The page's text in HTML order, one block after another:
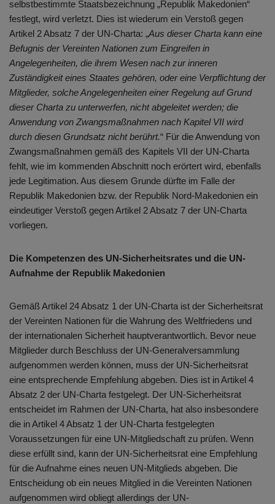
selbstbestimmte Staatsbezeichnung „Republik Makedonien“
festlegt, wird verletzt. Dies ist wiederum ein Verstoß gegen
Artikel 2 Absatz 7 der UN-Charta: „Aus dieser Charta kann eine
Befugnis der Vereinten Nationen zum Eingreifen in
Angelegenheiten, die ihrem Wesen nach zur inneren
Zuständigkeit eines Staates gehören, oder eine Verpflichtung der
Mitglieder, solche Angelegenheiten einer Regelung auf Grund
dieser Charta zu unterwerfen, nicht abgeleitet werden; die
Anwendung von Zwangsmaßnahmen nach Kapitel VII wird
durch diesen Grundsatz nicht berührt.“ Für die Anwendung von
Zwangsmaßnahmen gemäß des Kapitels VII der UN-Charta
fehlt, wie im kommenden Abschnitt noch erörtert wird, ebenfalls
jede Legitimation. Aus diesem Grunde dürfte im Falle der
Republik Makedonien bzw. der Republik Nord-Makedonien ein
eindeutiger Verstoß gegen Artikel 2 Absatz 7 der UN-Charta
vorliegen.
Die Kompetenzen des UN-Sicherheitsrates und die UN-
Aufnahme der Republik Makedonien
Gemäß Artikel 24 Absatz 1 der UN-Charta ist der Sicherheitsrat
der Vereinten Nationen für die Wahrung des Weltfriedens und
der internationalen Sicherheit hauptverantwortlich. Bevor neue
Mitglieder durch Beschluss der UN-Generalversammlung
aufgenommen werden können, muss der UN-Sicherheitsrat
eine entsprechende Empfehlung abgeben. Dies ist in Artikel 4
Absatz 2 der UN-Charta festgelegt. Der UN-Sicherheitsrat
entscheidet im Rahmen der UN-Charta, hat also insbesondere
die in Artikel 4 Absatz 1 der UN-Charta festgelegten
Voraussetzungen für eine UN-Mitgliedschaft zu prüfen. Wenn
diese erfüllt sind, kann der UN-Sicherheitsrat eine Empfehlung
für die Aufnahme eines neuen UN-Mitglieds abgeben. Die
Entscheidung ob ein neues Mitglied in die Vereinten Nationen
aufgenommen wird obliegt allerdings der UN-